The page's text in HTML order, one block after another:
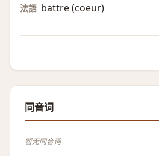
法語 battre (coeur)​
同音词
暂无同音词